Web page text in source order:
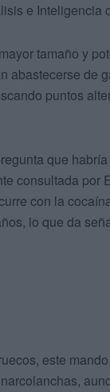
e Inteligencia
tamaño y
abastecerse de
puntos
que
consultada por
con la
lo que da
este